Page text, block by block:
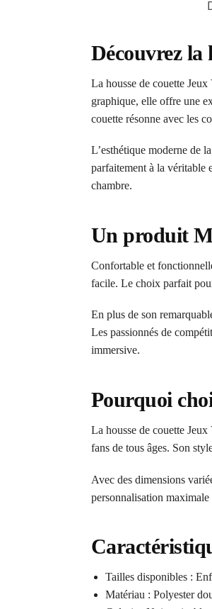
Découvrez la
La housse de couette
graphique, elle offre une
couette résonne avec les
L’esthétique moderne de
parfaitement à la véritable
chambre.
Un produit
Confortable et
facile. Le choix parfait
En plus de son
Les passionnés de
immersive.
Pourquoi
La housse de couette
fans de tous âges. Son
Avec des dimensions
personnalisation
Tailles disponibles :
Matériau : Polyester